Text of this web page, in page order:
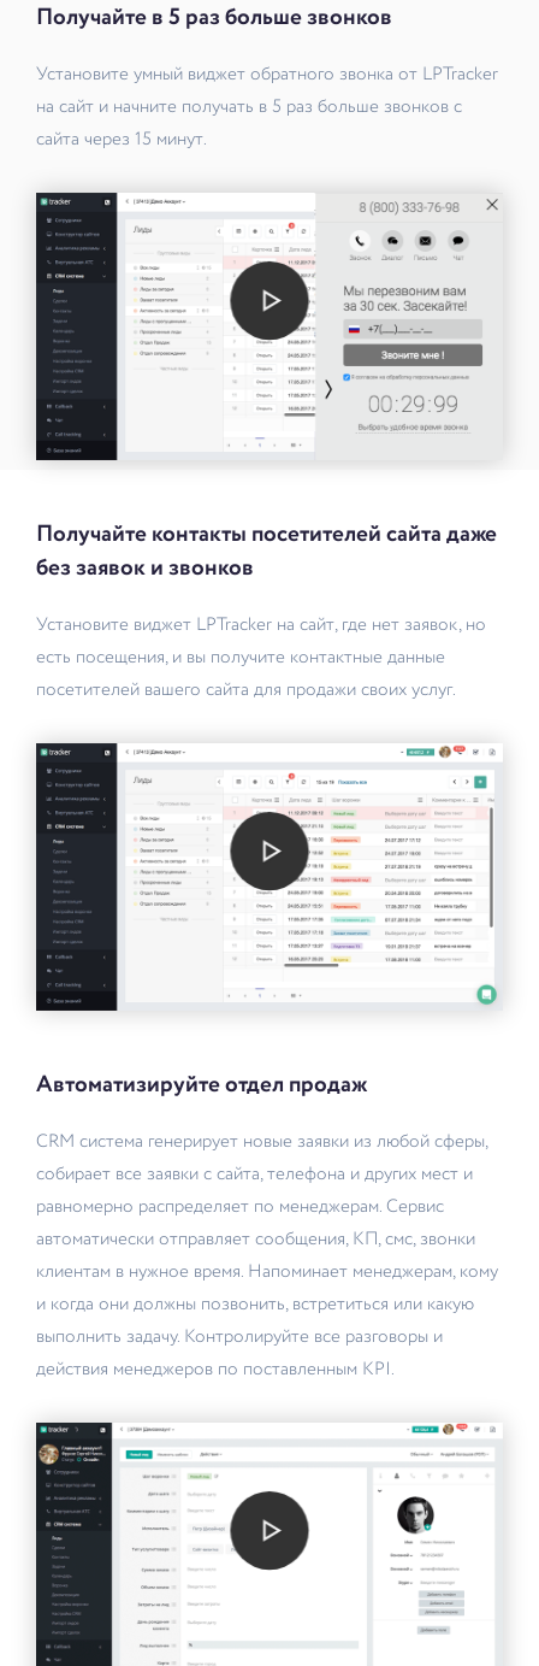
Получайте в 5 раз больше звонков
Установите умный виджет обратного звонка от LPTracker
на сайт и начните получать в 5 раз больше звонков с
сайта через 15 минут.
Получайте контакты посетителей сайта даже
без заявок и звонков
Установите виджет LPTracker на сайт, где нет заявок, но
есть посещения, и вы получите контактные данные
посетителей вашего сайта для продажи своих услуг.
Автоматизируйте отдел продаж
CRM система генерирует новые заявки из любой сферы,
собирает все заявки с сайта, телефона и других мест и
равномерно распределяет по менеджерам. Сервис
автоматически отправляет сообщения, КП, смс, звонки
клиентам в нужное время. Напоминает менеджерам, кому
и когда они должны позвонить, встретиться или какую
выполнить задачу. Контролируйте все разговоры и
действия менеджеров по поставленным KPI.